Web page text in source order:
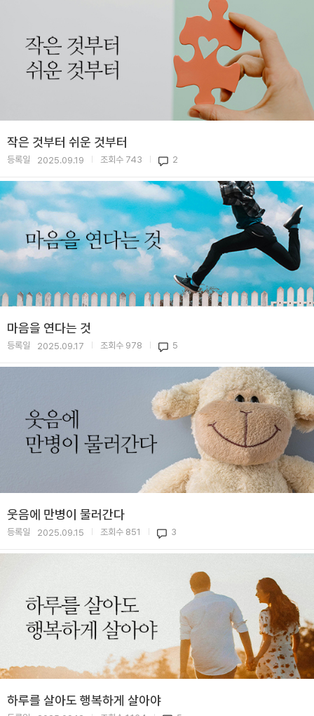
작은 것부터 쉬운 것부터
등록일 2025.09.19 조회수 743 2
마음을 연다는 것
등록일 2025.09.17 조회수 978 5
웃음에 만병이 물러간다
등록일 2025.09.15 조회수 851 3
하루를 살아도 행복하게 살아야